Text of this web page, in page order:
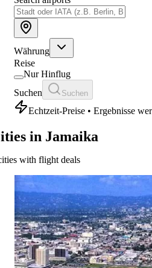
Währung
Reise
Nur Hinflug
Suchen
Suchen
Echtzeit-Preise • Ergebnisse
in Jamaika
with flight deals